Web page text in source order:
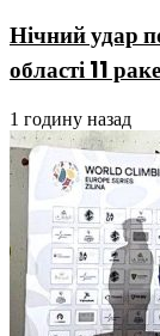
Нічний удар
області 11
1 годину назад